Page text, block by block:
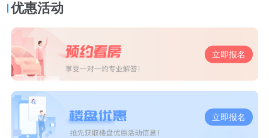
优惠活动
立即报名
立即报名